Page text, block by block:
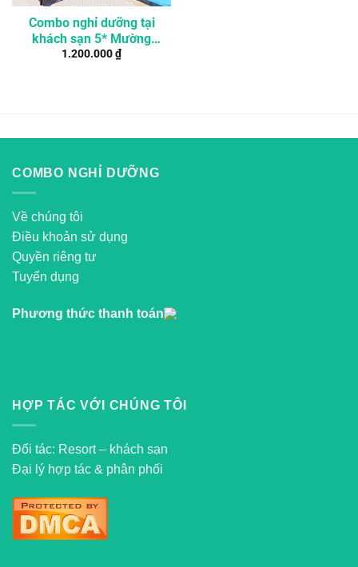
Combo nghỉ dưỡng tại
khách sạn 5* Mường
Thanh ở Cần Thơ 3 ngày
1.200.000₫
COMBO NGHỈ DƯỠNG
Về chúng tôi
Điều khoản sử dụng
Quyền riêng tư
Tuyển dụng
Phương thức thanh toán
HỢP TÁC VỚI CHÚNG TÔI
Đối tác: Resort – khách sạn
Đại lý hợp tác & phân phối